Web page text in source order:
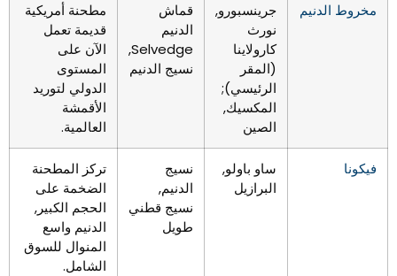
مخروط الدنيم
جرينسبورو,
نورث
كارولاينا
(المقر
الرئيسي);
المكسيك,
الصين
قماش
الدنيم
Selvedge,
نسيج الدنيم
مطحنة أمريكية
قديمة تعمل
الآن على
المستوى
الدولي لتوريد
الأقمشة
العالمية.
فيكونا
ساو باولو,
البرازيل
نسيج
الدنيم,
نسيج قطني
طويل
تركز المطحنة
الضخمة على
الحجم الكبير,
الدنيم واسع
المنوال للسوق
الشامل.